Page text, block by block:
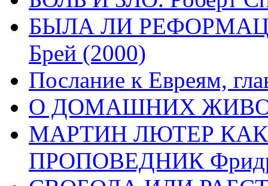
БЫЛА ЛИ
Брей (2000)
Послание к Евреям,
О ДОМАШНИХ
МАРТИН ЛЮТЕР
ПРОПОВЕДНИК